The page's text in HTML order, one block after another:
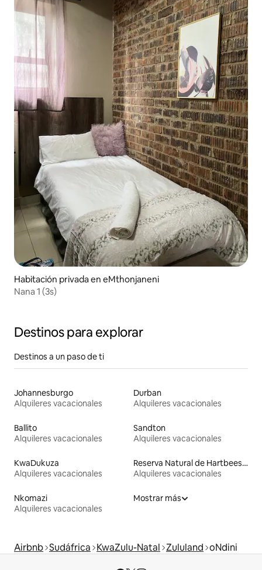
Habitación privada en eMthonjaneni
Nana 1 (3s)
Destinos para explorar
Destinos a un paso de ti
Johannesburgo
Alquileres vacacionales
Durban
Alquileres vacacionales
Ballito
Alquileres vacacionales
Sandton
Alquileres vacacionales
KwaDukuza
Alquileres vacacionales
Reserva Natural de Hartbeespoort
Alquileres vacacionales
Nkomazi
Alquileres vacacionales
Mostrar más
Airbnb Sudáfrica KwaZulu-Natal Zululand oNdini